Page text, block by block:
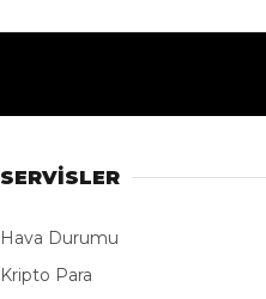
SERVİSLER
Hava Durumu
Kripto Para